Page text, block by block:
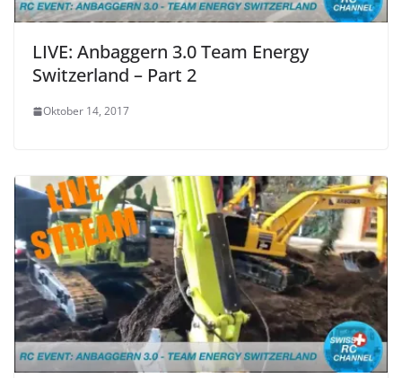
LIVE: Anbaggern 3.0 Team Energy
Switzerland – Part 2
Oktober 14, 2017